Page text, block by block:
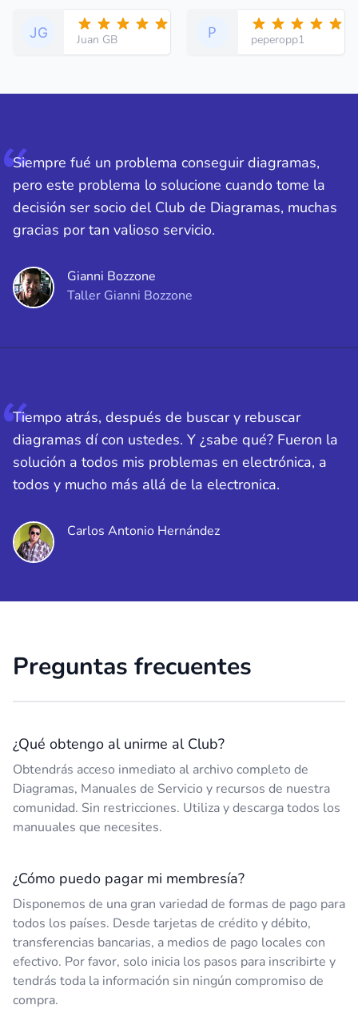
Juan GB peperopp1
Siempre fué un problema conseguir diagramas,
pero este problema lo solucione cuando tome la
decisión ser socio del Club de Diagramas, muchas
gracias por tan valioso servicio.
Gianni Bozzone
Taller Gianni Bozzone
Tiempo atrás, después de buscar y rebuscar
diagramas dí con ustedes. Y ¿sabe qué? Fueron la
solución a todos mis problemas en electrónica, a
todos y mucho más allá de la electronica.
Carlos Antonio Hernández
Preguntas frecuentes
¿Qué obtengo al unirme al Club?
Obtendrás acceso inmediato al archivo completo de
Diagramas, Manuales de Servicio y recursos de nuestra
comunidad. Sin restricciones. Utiliza y descarga todos los
manuuales que necesites.
¿Cómo puedo pagar mi membresía?
Disponemos de una gran variedad de formas de pago para
todos los países. Desde tarjetas de crédito y débito,
transferencias bancarias, a medios de pago locales con
efectivo. Por favor, solo inicia los pasos para inscribirte y
tendrás toda la información sin ningún compromiso de
compra.